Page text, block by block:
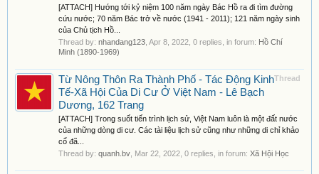
[ATTACH] Hướng tới kỷ niệm 100 năm ngày Bác Hồ ra đi tìm đường
cứu nước; 70 năm Bác trở về nước (1941 - 2011); 121 năm ngày sinh
của Chủ tịch Hồ...
Thread by: nhandang123 Apr 8, 2022 , 0 replies, in forum: Hồ Chí
Minh (1890-1969)
Thread
Từ Nông Thôn Ra Thành Phố - Tác Động Kinh
Tế-Xã Hội Của Di Cư Ở Việt Nam - Lê Bạch
Dương, 162 Trang
[ATTACH] Trong suốt tiến trình lịch sử, Việt Nam luôn là một đất nước
của những dòng di cư. Các tài liệu lịch sử cũng như những di chỉ khảo
cổ đã...
Thread by: quanh.bv Mar 22, 2022 , 0 replies, in forum: Xã Hội Học